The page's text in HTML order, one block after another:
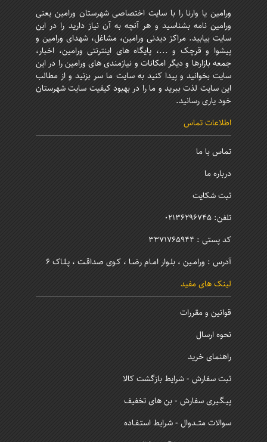
ورامین یا وارنا را با سایت اختصاصی شهرستان ورامین یعنی
ورامین نامه بشناسید و هر آنچه به آن نیاز دارید را در این
سایت بیابید. مراکز دیدنی ورامین، مشاغل، شهدای ورامین و
پیشوا و قرچک و ...، پایگاه های اینترنتی ورامین، اخبار،
جمعه بازارها و دیگر امکانات و نیازمندی های ورامین را در این
سایت بخوانید و پیدا کنید به سایت ما سر بزنید و از مطالب
این سایت لذت ببرید و ما را در بهبود کیفیت سایت شهرستان
خود یاری رسانید.
اطلاعات تماس
تماس با ما
درباره ما
ثبت شکایت
تلفن: 02136296745
کد پستی : 3371765944
آدرس : ورامـین ، بلـوار امـام رضـا ، کـوی صداقـت ، پـلـاک 6
لینک های مفید
قوانین و مقررات
نحوه ارسال
راهنمای خرید
ثبت سفارش - شرایط بازگشت کالا
پیـگـیری سفارش - بن های تخفیف
سوالات متــدوال - شرایط استـفـاده